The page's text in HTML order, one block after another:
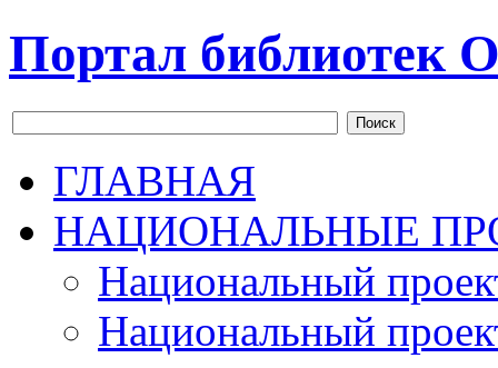
Портал библиотек
Поиск
ГЛАВНАЯ
НАЦИОНАЛЬНЫЕ
Национальный
Национальный